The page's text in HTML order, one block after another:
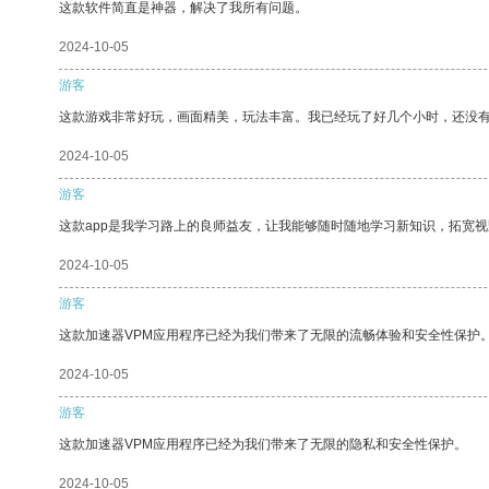
这款软件简直是神器，解决了我所有问题。
2024-10-05
游客
这款游戏非常好玩，画面精美，玩法丰富。我已经玩了好几个小时，还没有
2024-10-05
游客
这款app是我学习路上的良师益友，让我能够随时随地学习新知识，拓宽视
2024-10-05
游客
这款加速器VPM应用程序已经为我们带来了无限的流畅体验和安全性保护。
2024-10-05
游客
这款加速器VPM应用程序已经为我们带来了无限的隐私和安全性保护。
2024-10-05